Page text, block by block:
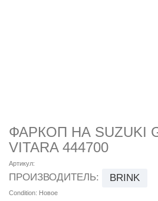
ФАРКОП НА SUZUKI
VITARA 444700
Артикул:
ПРОИЗВОДИТЕЛЬ: BRINK
Condition: Новое